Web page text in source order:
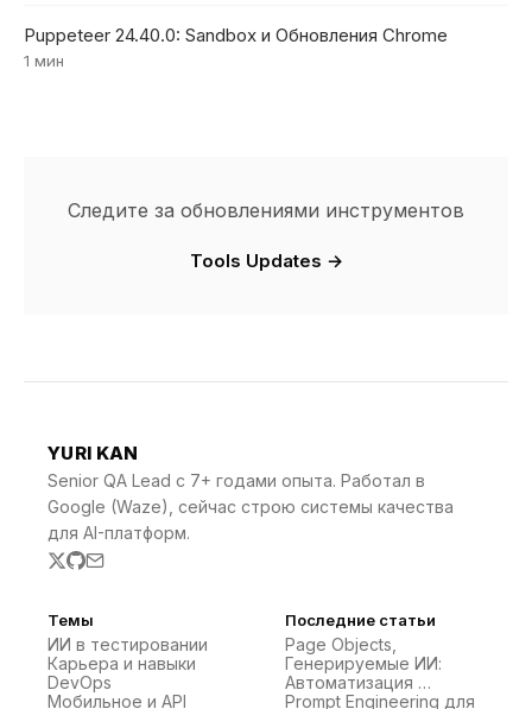
Puppeteer 24.40.0: Sandbox и Обновления Chrome
1 мин
Следите за обновлениями инструментов
Tools Updates →
YURI KAN
Senior QA Lead с 7+ годами опыта. Работал в
Google (Waze), сейчас строю системы качества
для AI-платформ.
Темы
ИИ в тестировании
Карьера и навыки
DevOps
Мобильное и API
Последние статьи
Page Objects,
Генерируемые ИИ:
Автоматизация …
Prompt Engineering для